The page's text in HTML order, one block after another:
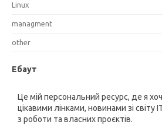
Linux
managment
other
Ебаут
Це мій персональний ресурс, де я
цікавими лінками, новинами зі світу
з роботи та власних проєктів.